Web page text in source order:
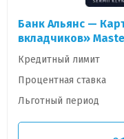
Банк Альянс —
вкладчиков»
Кредитный лимит
Процентная ставка
Льготный период